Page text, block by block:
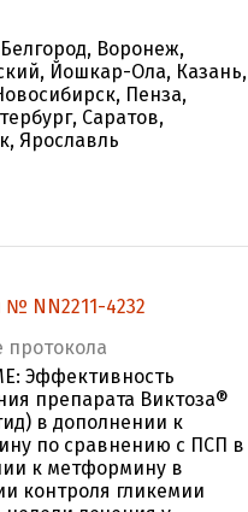
Воронеж,
Йошкар-Ола, Казань,
Пенза,
Саратов,
Ярославль
№ NN2211-4232
протокола
Эффективность
препарата Виктоза®
в дополнении к
по сравнению с ПСП в
к метформину в
контроля гликемии